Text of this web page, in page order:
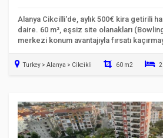
Alanya Cikcilli'de, aylık 500€ kira getirili
daire. 60 m², eşsiz site olanakları
merkezi konum avantajıyla fırsatı
Turkey > Alanya > Cikcikli 60 m2 2